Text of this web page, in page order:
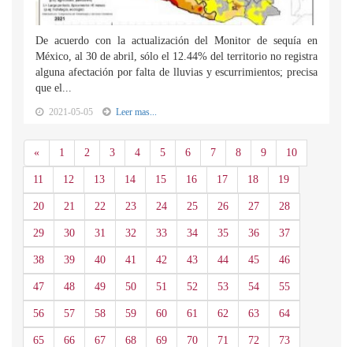
De acuerdo con la actualización del Monitor de sequía en
México, al 30 de abril, sólo el 12.44% del territorio no registra
alguna afectación por falta de lluvias y escurrimientos; precisa
que el...
2021-05-05 Leer mas...
«Anterior
1 2 3 4 5 6 7 8 9 10
11 12 13 14 15 16 17 18 19
20 21 22 23 24 25 26 27 28
29 30 31 32 33 34 35 36 37
38 39 40 41 42 43 44 45 46
47 48 49 50 51 52 53 54 55
56 57 58 59 60 61 62 63 64
65 66 67 68 69 70 71 72 73